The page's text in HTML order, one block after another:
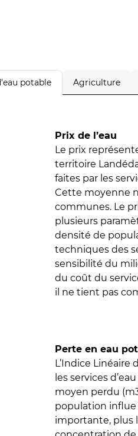
potable Agriculture
Prix de l’eau
Le prix
territoire
faites par les
Cette moyenne
communes. Le
plusieurs
densité de
techniques des
sensibilité du
du coût du
il ne tient pas
Perte en eau
L’Indice
les services
moyen perdu
population influe
importante, plus